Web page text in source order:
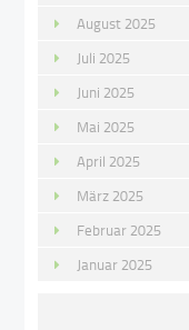
August 2025
Juli 2025
Juni 2025
Mai 2025
April 2025
März 2025
Februar 2025
Januar 2025